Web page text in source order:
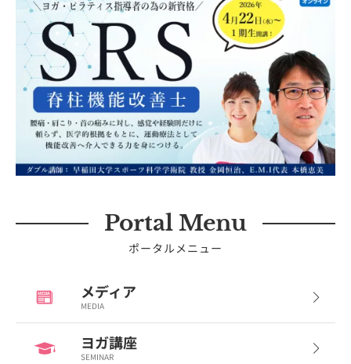
Portal Menu
ポータルメニュー
メディア
MEDIA
ヨガ講座
SEMINAR